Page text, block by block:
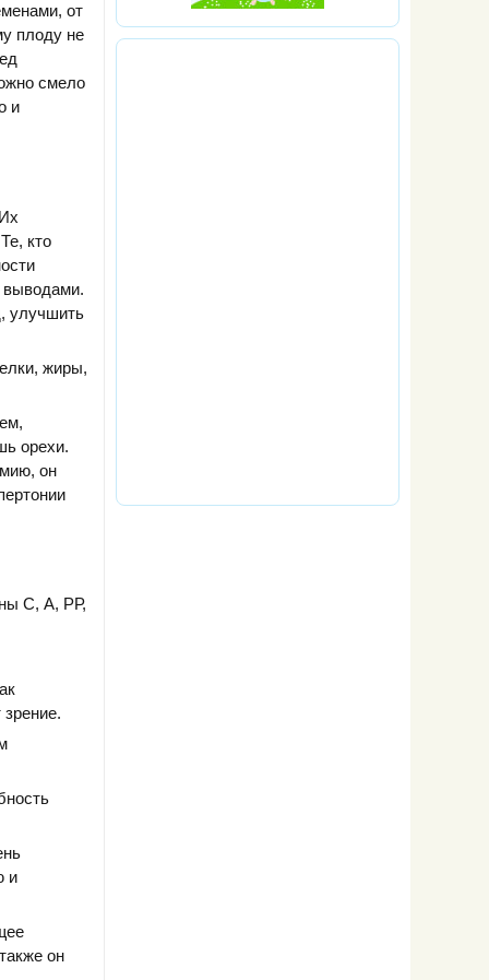
от
плоду не
смело
и
кто
выводами.
улучшить
жиры,
орехи.
он
С, А, РР,
и
он